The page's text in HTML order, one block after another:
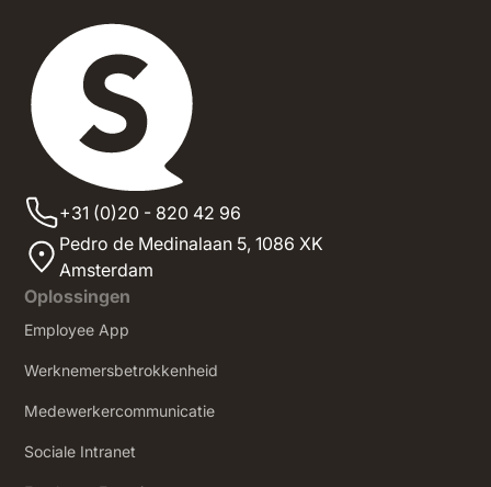
+31 (0)20 - 820 42 96
Pedro de Medinalaan 5,1086 XK
Amsterdam
Oplossingen
Employee App
Werknemersbetrokkenheid
Medewerkercommunicatie
Sociale Intranet